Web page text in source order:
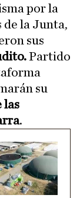
por la
de la Junta,
sus
Partido
su
las
.